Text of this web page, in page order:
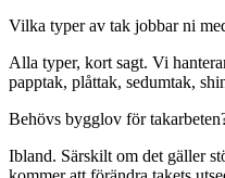
Vilka typer av tak jobbar ni
Alla typer, kort sagt. Vi
papptak, plåttak, sedumtak,
Behövs bygglov för
Ibland. Särskilt om det gäller